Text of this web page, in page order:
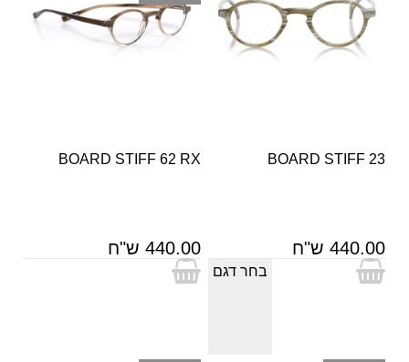
BOARD STIFF 23
440.00 ש"ח
בחר דגם
BOARD STIFF 62 RX
440.00 ש"ח